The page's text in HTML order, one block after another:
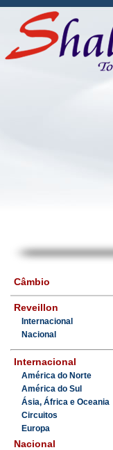
Câmbio
Reveillon
Internacional
Nacional
Internacional
América do Norte
América do Sul
Ásia, África e Oceania
Circuitos
Europa
Nacional